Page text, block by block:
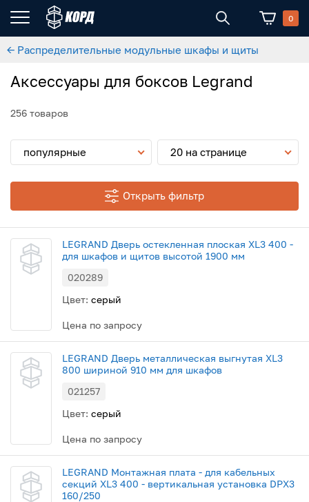
0
← Распределительные модульные шкафы и щиты
Аксессуары для боксов Legrand
256 товаров
популярные 20 на странице
Открыть фильтр
LEGRAND Дверь остекленная плоская XL3 400 -
для шкафов и щитов высотой 1900 мм
020289
Цвет: серый
Цена по запросу
LEGRAND Дверь металлическая выгнутая XL3
800 шириной 910 мм для шкафов
021257
Цвет: серый
Цена по запросу
LEGRAND Монтажная плата - для кабельных
секций XL3 400 - вертикальная установка DPX3
160/250